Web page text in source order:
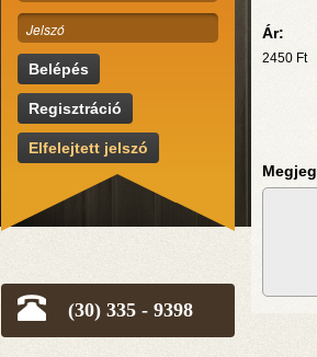
Belépés
Regisztráció
Elfelejtett jelszó
(30) 335 - 9398
Ár:
2450Ft